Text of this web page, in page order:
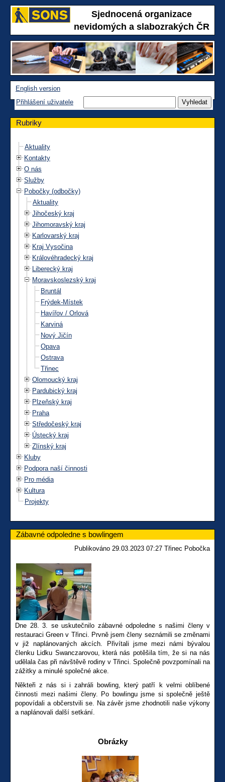
Sjednocená organizace
nevidomých a slabozrakých ČR
English version
Přihlášení uživatele
Rubriky
Aktuality
Kontakty
O nás
Služby
Pobočky (odbočky)
Aktuality
Jihočeský kraj
Jihomoravský kraj
Karlovarský kraj
Kraj Vysočina
Královéhradecký kraj
Liberecký kraj
Moravskoslezský kraj
Bruntál
Frýdek-Místek
Havířov / Orlová
Karviná
Nový Jičín
Opava
Ostrava
Třinec
Olomoucký kraj
Pardubický kraj
Plzeňský kraj
Praha
Středočeský kraj
Ústecký kraj
Zlínský kraj
Kluby
Podpora naší činnosti
Pro média
Kultura
Projekty
Zábavné odpoledne s bowlingem
Publikováno 29.03.2023 07:27 Třinec Pobočka
Dne 28. 3. se uskutečnilo zábavné odpoledne s našimi členy v
restauraci Green v Třinci. Prvně jsem členy seznámili se změnami
v již naplánovaných akcích. Přivítali jsme mezi námi bývalou
členku Lidku Swanczarovou, která nás potěšila tím, že si na nás
udělala čas při návštěvě rodiny v Třinci. Společně povzpomínali na
zážitky a minulé společné akce.
Někteři z nás si i zahráli bowling, který patří k velmi oblíbené
činnosti mezi našimi členy. Po bowlingu jsme si společně ještě
popovídali a občerstvili se. Na závěr jsme zhodnotili naše výkony
a naplánovali další setkání.
Obrázky